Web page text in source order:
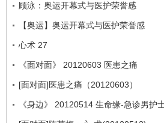
顾泳：奥运开幕式与医护荣誉感
【奥运】奥运开幕式与医护荣誉感
心术 27
《面对面》 20120603 医患之痛
[面对面]医患之痛（20120603）
《身边》 20120514 生命缘-急诊男护